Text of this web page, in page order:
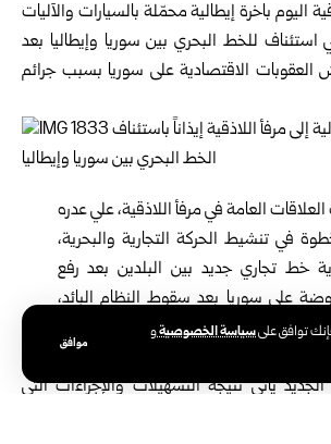
توافق علىسياسة الخصوصيةو
موافق
اليوم باخرة إيطالية محمّلة بالسيارات والآليات
استئناف للخط البحري بين سوريا وإيطاليا بعد
العقوبات الاقتصادية على سوريا بسبب جرائم
العامة في مرفأ اللاذقية، علي عدره
في تنشيط الحركة التجارية والبحرية،
خط تجاري جديد بين البلدين بعد رفع
على سوريا بعد سقوط النظام البائد،
في 8 كانون الأول الماضي، الأمر الذي يعكس الثقة
السورية وجاهزيتها اللوجستية والفنية.
يأتي نتيجة التسهيلات والإجراءات التي